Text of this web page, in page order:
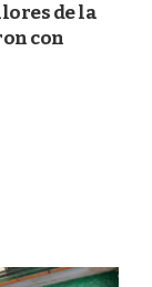
de la
con